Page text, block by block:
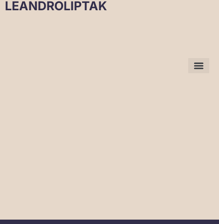
LEANDROLIPTAK